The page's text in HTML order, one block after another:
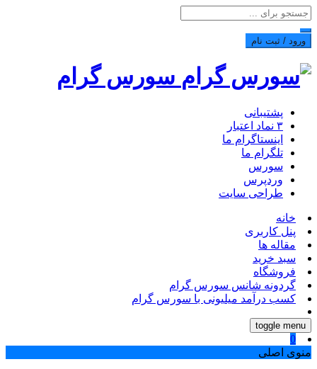
ورود / ثبت نام
سورس گرام
پشتیبانی
۳ نماد اعتبار
اینستاگرام ما
تلگرام ما
سورس
وردپرس
طراحی سایت
خانه
پنل کاربری
مقاله ها
سبد خرید
فروشگاه
گردونه شانس سورس گرام
کسب درآمد میلیونی با سورس گرام
toggle menu
0
منوی اصلی